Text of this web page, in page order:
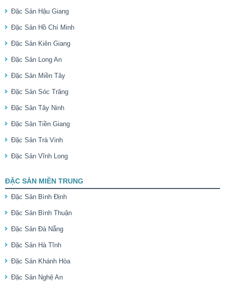
Đặc Sản Hậu Giang
Đặc Sản Hồ Chí Minh
Đặc Sản Kiên Giang
Đặc Sản Long An
Đặc Sản Miền Tây
Đặc Sản Sóc Trăng
Đặc Sản Tây Ninh
Đặc Sản Tiền Giang
Đặc Sản Trà Vinh
Đặc Sản Vĩnh Long
ĐẶC SẢN MIỀN TRUNG
Đặc Sản Bình Định
Đặc Sản Bình Thuận
Đặc Sản Đà Nẵng
Đặc Sản Hà Tĩnh
Đặc Sản Khánh Hòa
Đặc Sản Nghệ An